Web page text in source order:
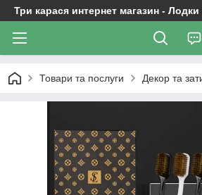
Три карася интернет магазин -
Товари та послуги Декор та